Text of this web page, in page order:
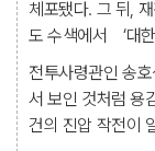
체포됐다. 그 뒤,
도 수색에서 ‘대
전투사령관인 송
서 보인 것처럼 용
건의 진압 작전이